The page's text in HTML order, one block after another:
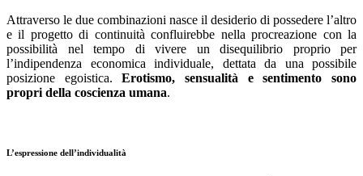
Attraverso le due combinazioni nasce il desiderio di possedere l’altro
e il progetto di continuità confluirebbe nella procreazione con la
possibilità nel tempo di vivere un disequilibrio proprio per
l’indipendenza economica individuale, dettata da una possibile
posizione egoistica.Erotismo, sensualità e sentimento sono
propri della coscienza umana.
L’espressione dell’individualità